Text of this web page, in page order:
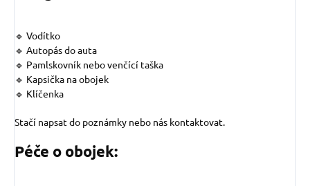
🔹 Vodítko
🔹 Autopás do auta
🔹 Pamlskovník nebo venčící taška
🔹 Kapsička na obojek
🔹 Klíčenka
Stačí napsat do poznámky nebo nás kontaktovat.
Péče o obojek: